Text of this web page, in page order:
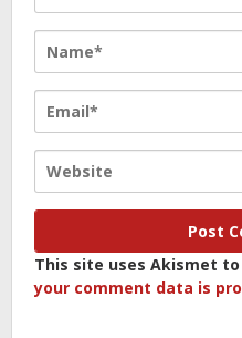
This site uses Akismet
your comment data is